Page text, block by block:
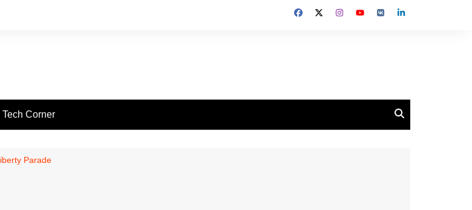
Tech Corner
Parade